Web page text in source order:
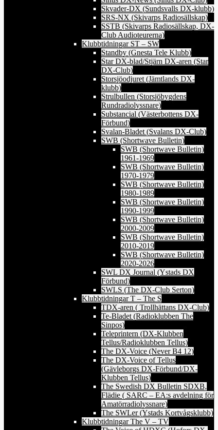
Skvader-DX (Sundsvalls DX-klubb)
SRS-NX (Skivarps Radiosällskap)
SSTB (Skivarps Radiosällskap, DX-
Club Audioteurerna)
Klubbtidningar ST – SW
Standby (Gnesta Tele Klubb)
Star DX-blad/Stjärn DX-aren (Star
DX-Club)
Storsjöodjuret (Jämtlands DX-
klubb)
Strulbullen (Storsjöbygdens
Rundradiolyssnare)
Substancial (Västerbottens DX-
Förbund)
Svalan-Bladet (Svalans DX-Club)
SWB (Shortwave Bulletin)
SWB (Shortwave Bulletin)
1961-1969
SWB (Shortwave Bulletin)
1970-1979
SWB (Shortwave Bulletin)
1980-1989
SWB (Shortwave Bulletin)
1990-1999
SWB (Shortwave Bulletin)
2000-2009
SWB (Shortwave Bulletin)
2010-2019
SWB (Shortwave Bulletin)
2020-2026
SWL DX Journal (Ystads DX
Förbund)
SWLS (The DX-Club Serton)
Klubbtidningar T – The S
TDX-aren ( Trollhättans DX-Club)
Te-Bladet (Radioklubben The
Sinpos)
Teleprintern (DX-Klubben
Tellus/Radioklubben Tellus)
The DX-Voice (Never B4 12)
The DX-Voice of Tellus
(Gävleborgs DX-Förbund/DX-
Klubben Tellus)
The Swedish DX Bulletin SDXB,
Flädie ( SARC – EA:s avdelning för
Amatörradiolyssnare)
The SWLer (Ystads Kortvågsklubb)
Klubbtidningar The V – TV